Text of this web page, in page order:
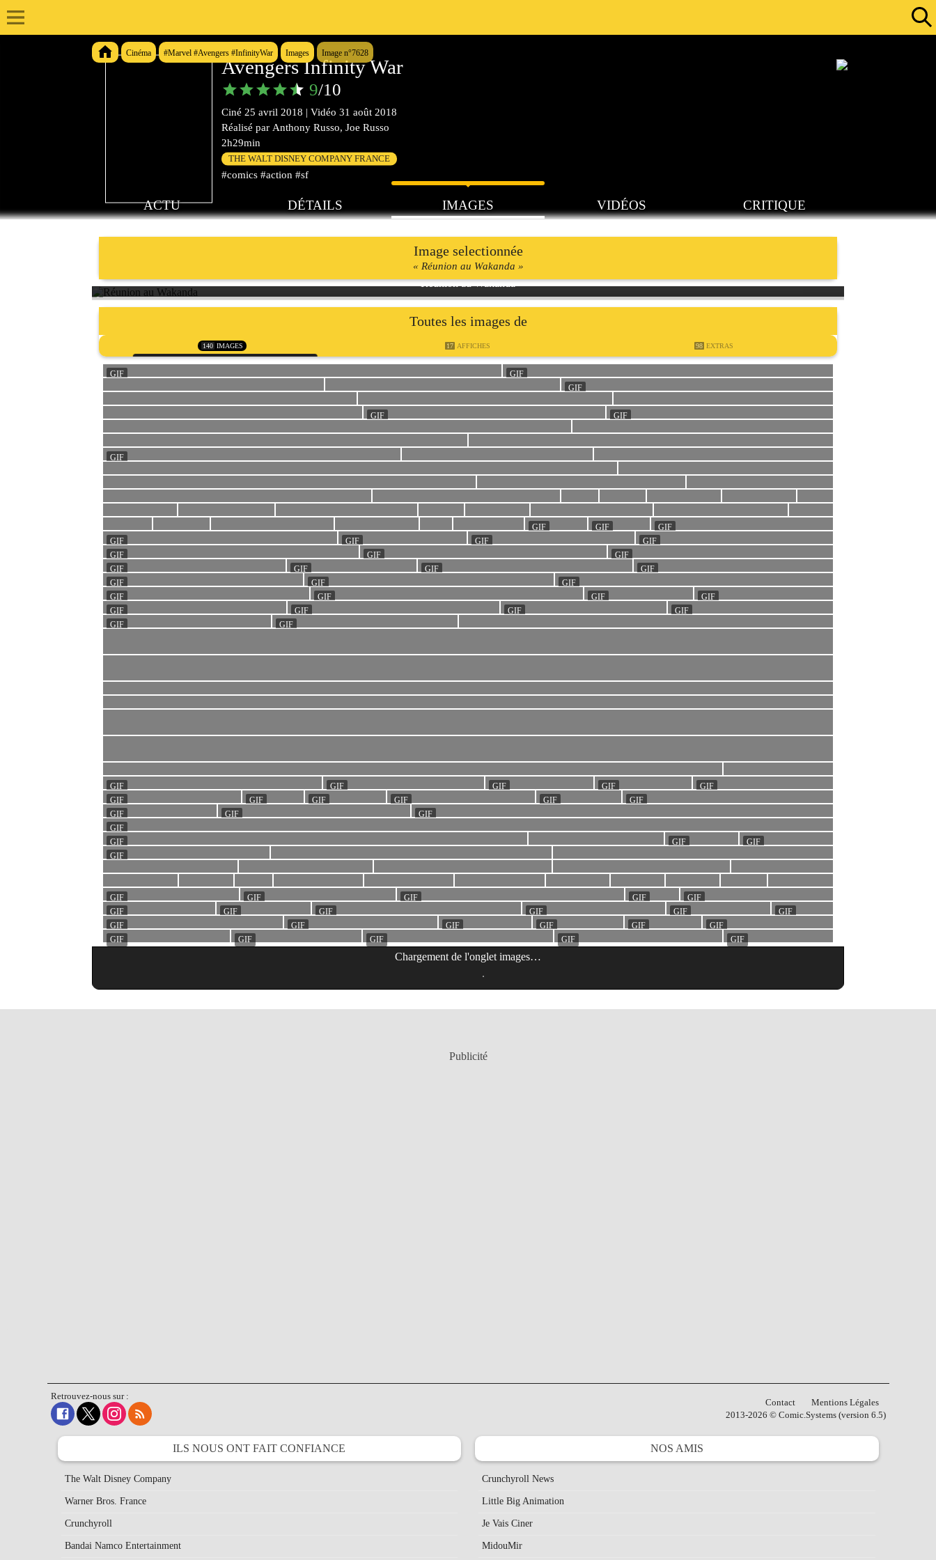
Cinéma #Marvel #Avengers #InfinityWar Images Image n°7628
Avengers Infinity War
9/10
Ciné 25 avril 2018 | Vidéo 31 août 2018
Réalisé par Anthony Russo, Joe Russo
2h29min
THE WALT DISNEY COMPANY FRANCE
#comics #action #sf
ACTU DÉTAILS IMAGES VIDÉOS CRITIQUE
Image selectionnée
« Réunion au Wakanda »
Réunion au Wakanda
Toutes les images de
140 IMAGES 17 AFFICHES 98 EXTRAS
Chargement de l'onglet images…
Publicité
Retrouvez-nous sur :
Contact
Mentions Légales
2013-2026 © Comic.Systems (version 6.5)
ILS NOUS ONT FAIT CONFIANCE
The Walt Disney Company
Warner Bros. France
Crunchyroll
Bandai Namco Entertainment
NOS AMIS
Crunchyroll News
Little Big Animation
Je Vais Ciner
MidouMir